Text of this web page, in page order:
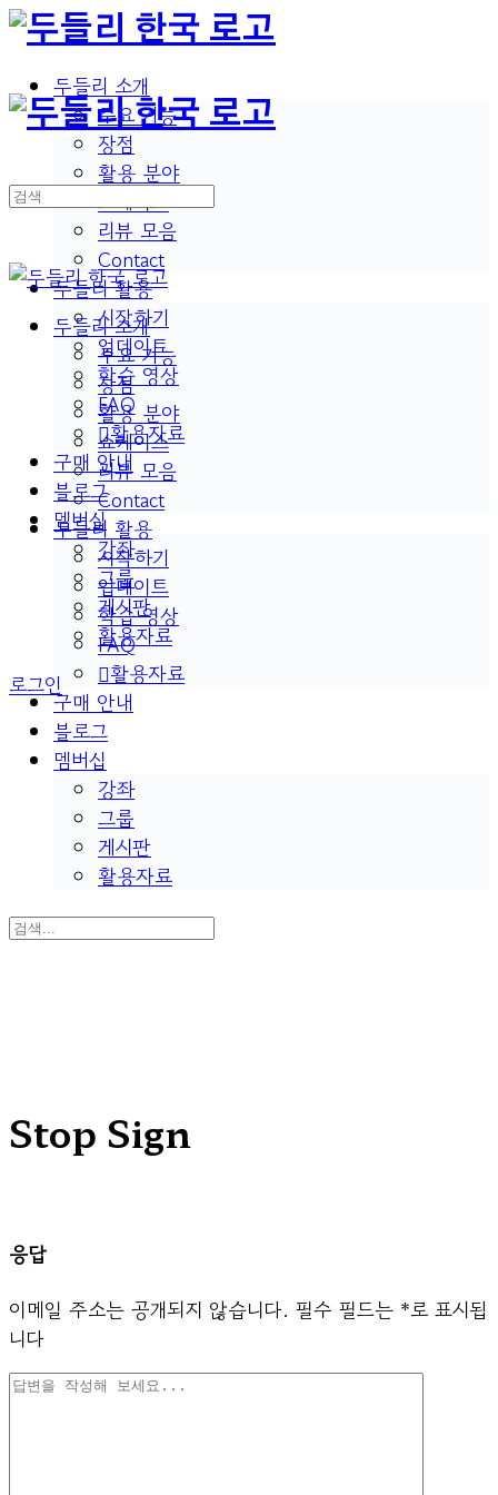
두들리 소개
주요 기능
장점
활용 분야
쇼케이스
리뷰 모음
Contact
두들리 활용
시작하기
업데이트
학습 영상
FAQ
활용자료
구매 안내
블로그
멤버십
강좌
그룹
게시판
활용자료
로그인
두들리 소개
주요 기능
장점
활용 분야
쇼케이스
리뷰 모음
Contact
두들리 활용
시작하기
업데이트
학습 영상
FAQ
활용자료
구매 안내
블로그
멤버십
강좌
그룹
게시판
활용자료
Stop Sign
응답
이메일 주소는 공개되지 않습니다. 필수 필드는 *로 표시됩
니다